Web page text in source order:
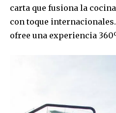
carta que fusiona la
con toque
ofree una experiencia